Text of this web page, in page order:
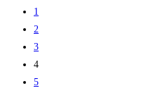
1
2
3
4
5